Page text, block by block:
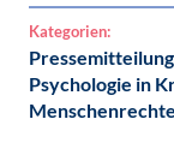
Kategorien:
Pressemitteilung
Psychologie in
Menschenrechte